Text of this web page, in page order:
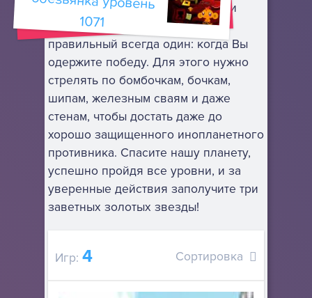
под Вашим руководством. Среди
множества вариантов развития
правильный всегда один: когда Вы
одержите победу. Для этого нужно
стрелять по бомбочкам, бочкам,
шипам, железным сваям и даже
стенам, чтобы достать даже до
хорошо защищенного инопланетного
противника. Спасите нашу планету,
успешно пройдя все уровни, и за
уверенные действия заполучите три
заветных золотых звезды!
Игр: 4 Сортировка
1071